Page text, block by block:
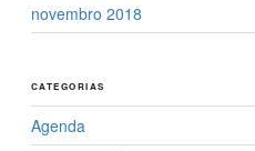
novembro 2018
CATEGORIAS
Agenda